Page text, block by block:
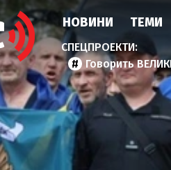
НОВИНИ ТЕМИ
Говорить